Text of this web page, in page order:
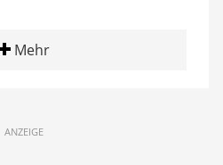
Mehr
ANZEIGE